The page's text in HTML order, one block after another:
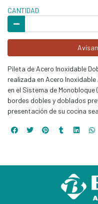
CANTIDAD
Pileta de Acero Inoxidable
realizada en Acero
en el Sistema de
bordes dobles y doblados
presentación de su cocina